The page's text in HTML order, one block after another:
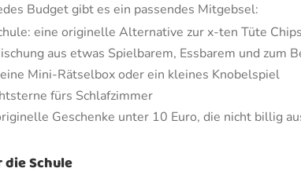
Budget gibt es ein passendes Mitgebsel:
eine originelle Alternative zur x-ten Tüte Chips
aus etwas Spielbarem, Essbarem und zum
Mini-Rätselbox oder ein kleines Knobelspiel
fürs Schlafzimmer
Geschenke unter 10 Euro, die nicht billig
Schule